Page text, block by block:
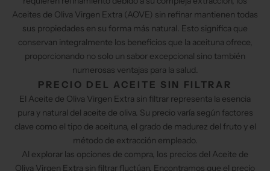
Aceites de Oliva Virgen Extra (AOVE) sin refinar mantienen todas
sus propiedades en su forma más natural. Esto significa que
conservan integralmente los beneficios que la aceituna ofrece,
proporcionando no solo un sabor excepcional sino también
numerosas ventajas para la salud.
PRECIO DEL ACEITE SIN FILTRAR
El Aceite de Oliva Virgen Extra sin filtrar representa la esencia
pura y natural del aceite de oliva. Su precio varía según factores
clave como el tipo de aceituna, el grado de madurez del fruto y el
método de extracción empleado.
Al explorar las opciones de compra, los precios del Aceite de
Oliva Virgen Extra sin filtrar fluctúan. Encontramos que el precio